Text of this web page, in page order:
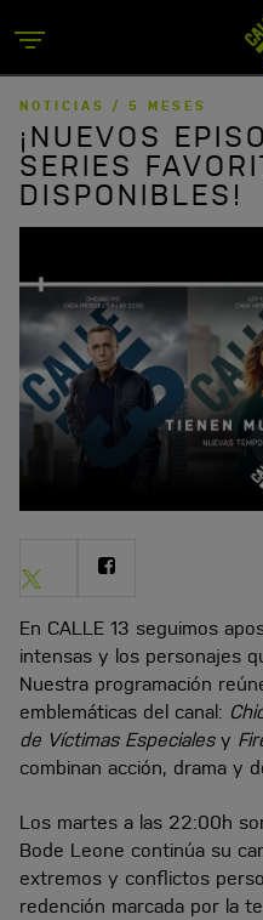
to
main
content
Menu
NOTICIAS / 5 MESES
¡NUEVOS
SERIES
DISPONIBLES!
Share
on
En CALLE 13 seguimos
intensas y los personajes
Nuestra programación
emblemáticas del canal:
de Víctimas Especialesy
combinan acción, drama y
Los martes a las 22:00h
Bode Leone continúa su
extremos y conflictos
redención marcada por la